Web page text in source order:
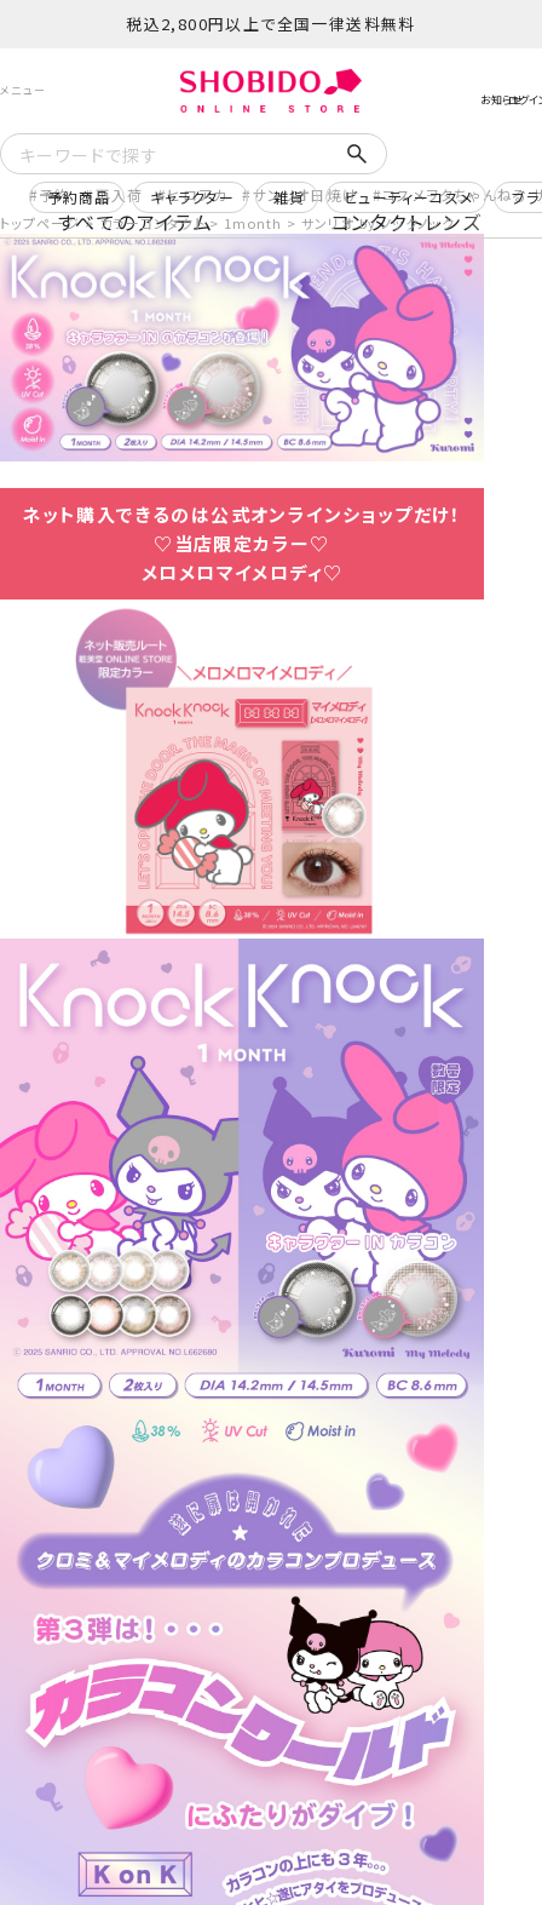
税込2,800円以上で全国一律送料無料
予約 再入荷 ヒロアカ サンリオ日焼け コスメヲタちゃんねる
すべてのアイテム コンタクトレンズ
予約商品 キャラクター 雑貨 ビューティーコスメ ブ
トップページ カラーコンタクト 1month サンリオ by ノックノック
ネット購入できるのは公式オンラインショップだけ！
♡当店限定カラー♡
メロメロマイメロディ♡